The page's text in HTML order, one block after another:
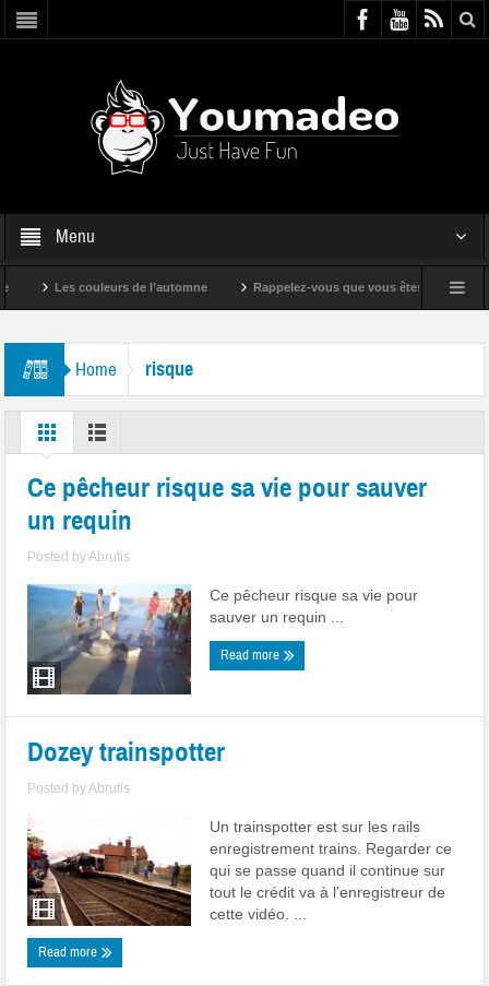
Menu
Les couleurs de l’automne Rappelez-vous que vous êtes super !
Home risque
Ce pêcheur risque sa vie pour sauver
un requin
Posted byAbrutis
Ce pêcheur risque sa vie pour
sauver un requin ...
Read more
Dozey trainspotter
Posted byAbrutis
Un trainspotter est sur les rails
enregistrement trains. Regarder ce
qui se passe quand il continue sur
tout le crédit va à l’enregistreur de
cette vidéo. ...
Read more